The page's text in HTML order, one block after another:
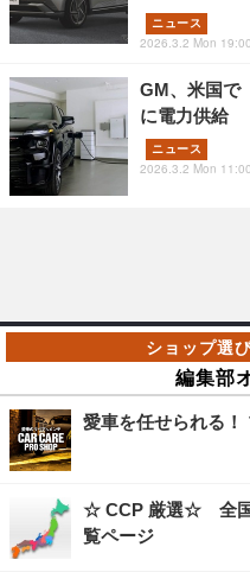
ニュース
2026.3.2 Mon 19:00
GM、米国で
に電力供給
ニュース
2026.3.2 Mon 11:00
編集部
愛車を任せられる！
☆ CCP 厳選☆ 全国
覧ページ